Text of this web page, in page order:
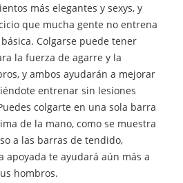
más elegantes y sexys, y
que mucha gente no entrena
Colgarse puede tener
la fuerza de agarre y la
y ambos ayudarán a mejorar
entrenar sin lesiones
colgarte en una sola barra
de la mano, como se muestra
a las barras de tendido,
apoyada te ayudará aún más a
hombros.